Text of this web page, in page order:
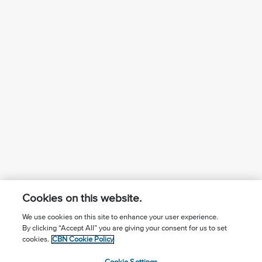
¿Conoces a Jesús?
Suscríbase al boletín
Seguir Mundo Cristiano
Cookies on this website.
We use cookies on this site to enhance your user experience.
By clicking “Accept All” you are giving your consent for us to set
cookies. CBN Cookie Policy